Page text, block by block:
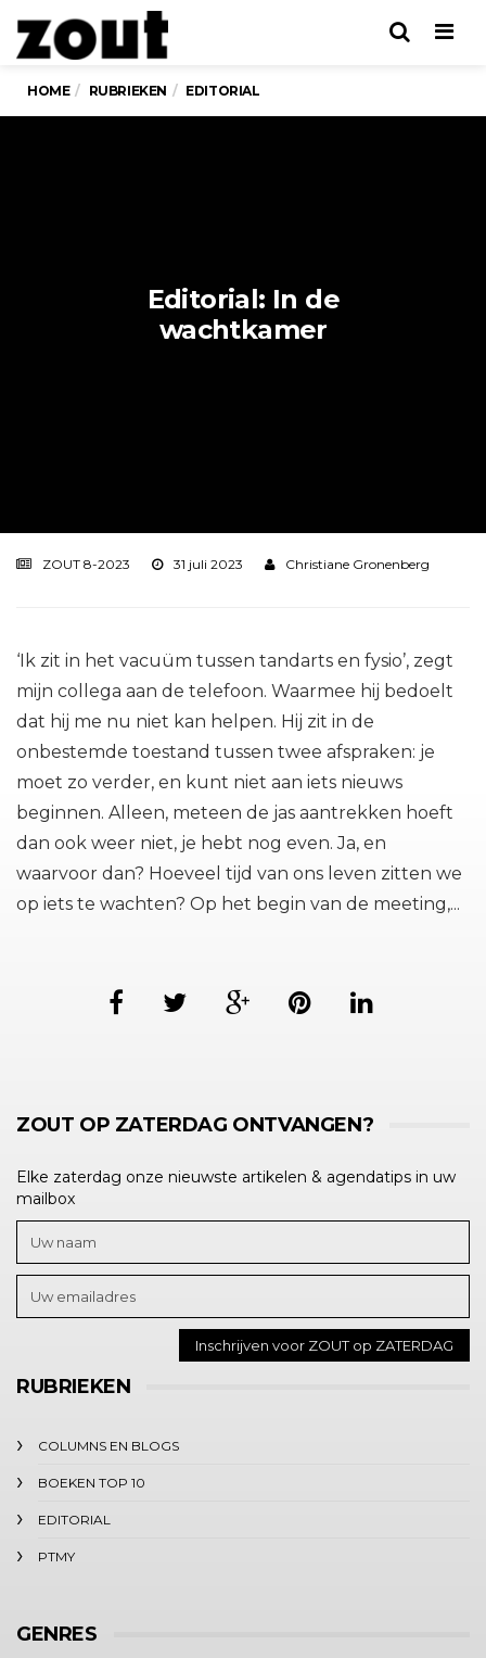
HOME RUBRIEKEN EDITORIAL
Editorial: In de
wachtkamer
ZOUT 8-2023 31 juli 2023 Christiane Gronenberg
‘Ik zit in het vacuüm tussen tandarts en fysio’, zegt
mijn collega aan de telefoon. Waarmee hij bedoelt
dat hij me nu niet kan helpen. Hij zit in de
onbestemde toestand tussen twee afspraken: je
moet zo verder, en kunt niet aan iets nieuws
beginnen. Alleen, meteen de jas aantrekken hoeft
dan ook weer niet, je hebt nog even. Ja, en
waarvoor dan? Hoeveel tijd van ons leven zitten we
op iets te wachten? Op het begin van de meeting,...
ZOUT OP ZATERDAG ONTVANGEN?
Elke zaterdag onze nieuwste artikelen & agendatips in uw
mailbox
RUBRIEKEN
COLUMNS EN BLOGS
BOEKEN TOP 10
EDITORIAL
PTMY
GENRES